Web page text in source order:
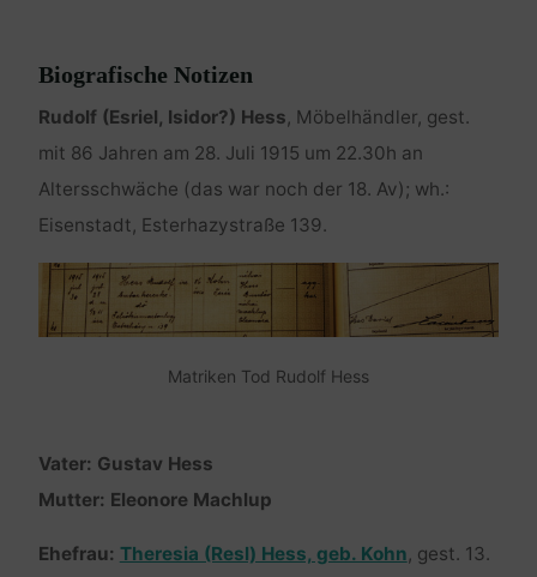
Biografische Notizen
Rudolf (Esriel, Isidor?) Hess, Möbelhändler, gest.
mit 86 Jahren am 28. Juli 1915 um 22.30h an
Altersschwäche (das war noch der 18. Av); wh.:
Eisenstadt, Esterhazystraße 139.
Matriken Tod Rudolf Hess
Vater: Gustav Hess
Mutter: Eleonore Machlup
Ehefrau: Theresia (Resl) Hess, geb. Kohn, gest. 13.